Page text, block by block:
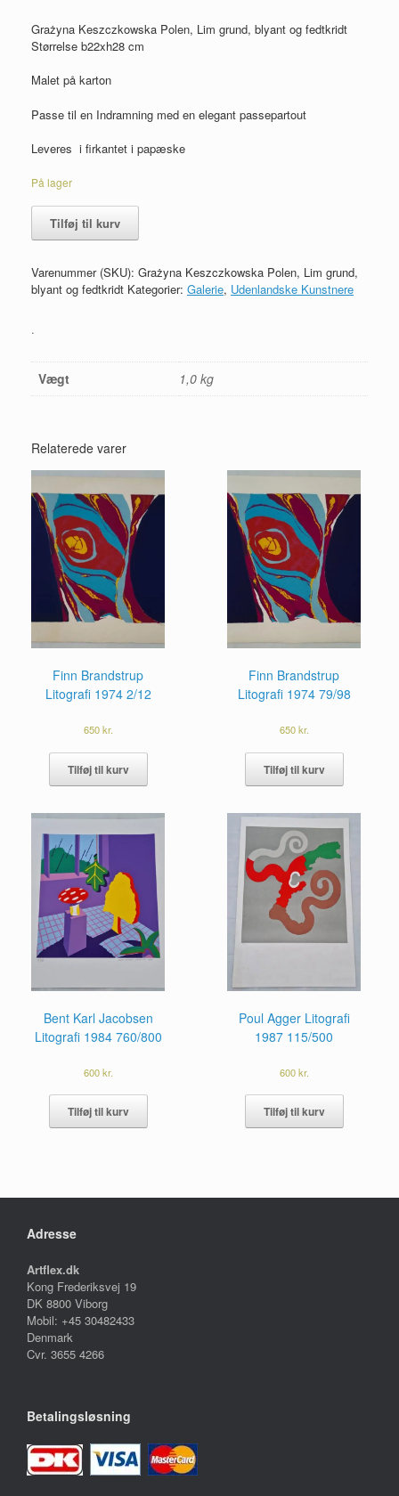
Grażyna Keszczkowska Polen, Lim grund, blyant og fedtkridt
Størrelse b22xh28 cm
Malet på karton
Passe til en Indramning med en elegant passepartout
Leveres i firkantet i papæske
På lager
Grażyna
Keszczkowska
grund,
blyant
fedtkridt
Tilføj til kurv
Varenummer (SKU): Grażyna Keszczkowska Polen, Lim grund,
blyant og fedtkridt Kategorier: Galerie, Udenlandske Kunstnere
.
Vægt 1,0 kg
Relaterede varer
Finn Brandstrup
Litografi 1974 2/12
650kr.
Tilføj til kurv
Finn Brandstrup
Litografi 1974 79/98
650kr.
Tilføj til kurv
Bent Karl Jacobsen
Litografi 1984 760/800
600kr.
Tilføj til kurv
Poul Agger Litografi
1987 115/500
600kr.
Tilføj til kurv
Adresse
Artflex.dk
Kong Frederiksvej 19
DK 8800 Viborg
Mobil: +45 30482433
Denmark
Cvr. 3655 4266
Betalingsløsning